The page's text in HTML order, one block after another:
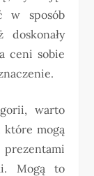
w sposób
ceni sobie
warto
które mogą
Mogą to